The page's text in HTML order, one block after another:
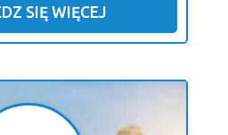
SIĘ WIĘCEJ